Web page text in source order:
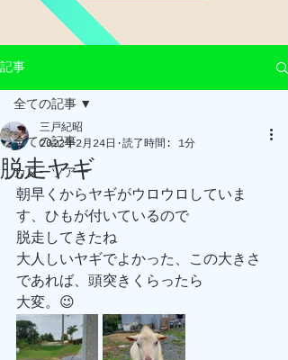
記事
全ての記事
カヌーツアー
全ての記事
脱走ヤギ
三戸紀昭
2022年2月24日
読了時間: 1分
朝早くからヤギがウロウロしていま
す、ひもが付いているので
脱走してきたね
大人しいヤギでよかった、この大きさ
であれば、頭突きくらったら
大変。😉